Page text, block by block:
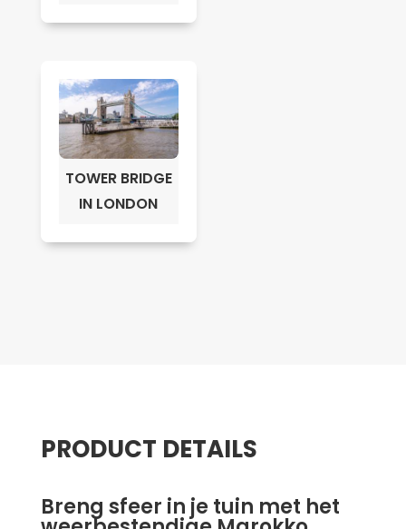
TOWER BRIDGE
IN LONDON
PRODUCT DETAILS
Breng sfeer in je tuin met het